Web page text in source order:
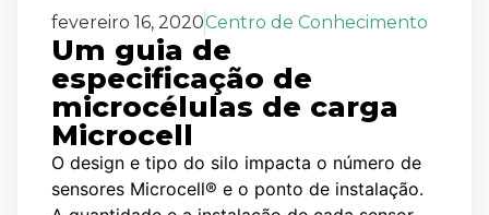
fevereiro 16, 2020Centro de Conhecimento
Um guia de
especificação de
microcélulas de carga
Microcell
O design e tipo do silo impacta o número de
sensores Microcell® e o ponto de instalação.